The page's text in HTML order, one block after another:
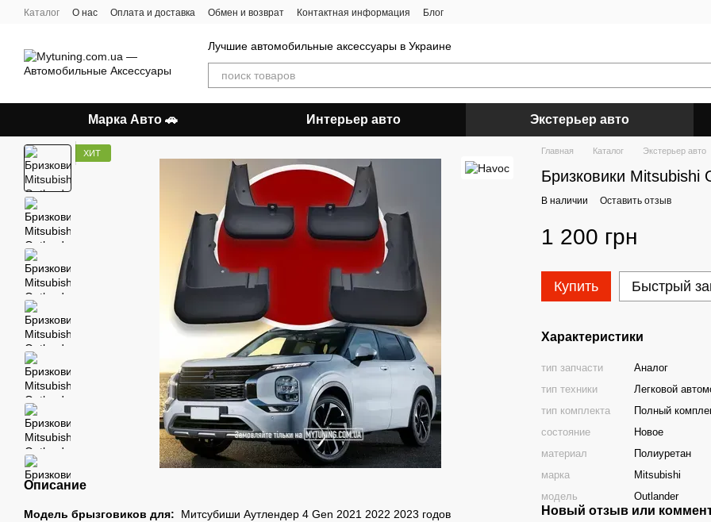
Перейти к основному контенту
Каталог О нас Оплата и доставка Обмен и возврат Контактная информация Блог
Лучшие автомобильные аксессуары в Украине
Марка Авто 🚗 Интерьер авто Экстерьер авто
ХИТ
Описание
Модель брызговиков для:
Митсубиши Аутлендер 4 Gen 2021 2022 2023 годов
Главная Каталог Экстерьер авто
Бризковики Mitsubishi
В наличии Оставить отзыв
1 200 грн
Купить Быстрый
Характеристики
тип запчасти
Аналог
тип техники
Легковой
тип комплекта
Полный
состояние
Новое
материал
Полиуретан
марка
Mitsubishi
модель
Outlander
Новый отзыв или